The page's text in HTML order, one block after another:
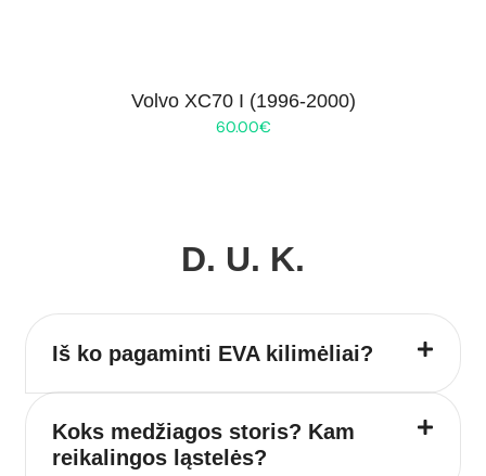
Volvo XC70 I (1996-2000)
60.00€
D. U. K.
Iš ko pagaminti EVA kilimėliai?
Koks medžiagos storis? Kam
reikalingos ląstelės?